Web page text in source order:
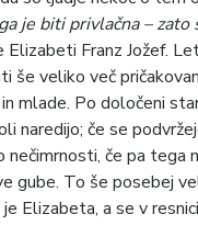
je biti privlačna –
Elizabeti Franz Jožef.
še veliko več
mlade. Po določeni
naredijo; če se
nečimrnosti, če pa tega
gube. To še posebej
Elizabeta, a se v